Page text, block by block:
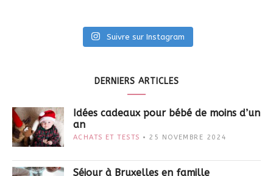
Suivre sur Instagram
DERNIERS ARTICLES
Idées cadeaux pour bébé de moins d’un
an
ACHATS ET TESTS 25 NOVEMBRE 2024
Séjour à Bruxelles en famille